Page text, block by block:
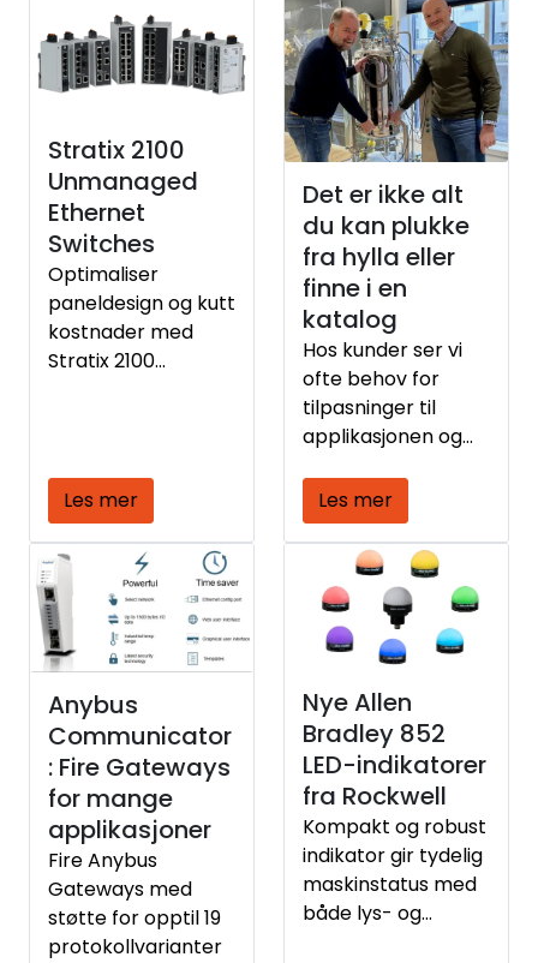
Stratix 2100
Unmanaged
Ethernet
Switches
Optimaliser
paneldesign og kutt
kostnader med
Stratix 2100
for mindre
applikasjoner som
nettverkstilkobling
og prioritering av
EtherNet/IP-trafikk.
Les mer
Det er ikke alt
du kan plukke
fra hylla eller
finne i en
katalog
Hos kunder ser vi
ofte behov for
tilpasninger til
applikasjonen og
med en god løsning.
Med over 35 år i
bransjen har vi
opparbeidet mye
applikasjonskunnsk
ap som kommer
våre kunder til
gode.
Les mer
Anybus
Communicator
: Fire Gateways
for mange
applikasjoner
Fire Anybus
Gateways med
støtte for opptil 19
protokollvarianter
Nye Allen
Bradley 852
LED-indikatorer
fra Rockwell
Kompakt og robust
indikator gir tydelig
maskinstatus med
både lys- og